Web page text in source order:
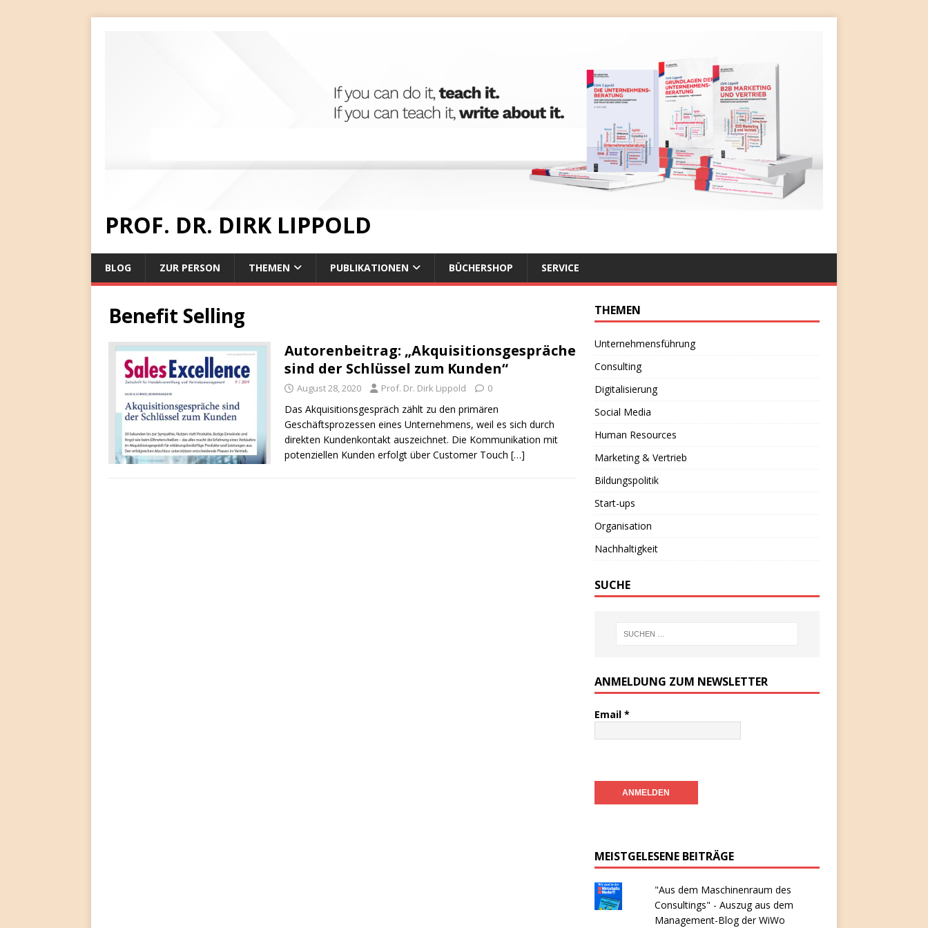
PROF. DR. DIRK LIPPOLD
BLOG ZUR PERSON THEMEN PUBLIKATIONEN BÜCHERSHOP SERVICE
Benefit Selling
Autorenbeitrag: „Akquisitionsgespräche
sind der Schlüssel zum Kunden“
August 28, 2020 Prof. Dr. Dirk Lippold 0
Das Akquisitionsgespräch zählt zu den primären
Geschäftsprozessen eines Unternehmens, weil es sich durch
direkten Kundenkontakt auszeichnet. Die Kommunikation mit
potenziellen Kunden erfolgt über Customer Touch […]
THEMEN
Unternehmensführung
Consulting
Digitalisierung
Social Media
Human Resources
Marketing & Vertrieb
Bildungspolitik
Start-ups
Organisation
Nachhaltigkeit
SUCHE
ANMELDUNG ZUM NEWSLETTER
Email *
MEISTGELESENE BEITRÄGE
"Aus dem Maschinenraum des
Consultings" - Auszug aus dem
Management-Blog der WiWo